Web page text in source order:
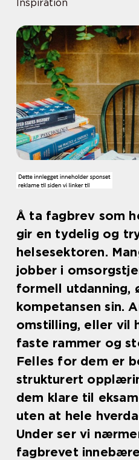
Inspiration
Å ta fagbrev som
gir en tydelig og
helsesektoren.
jobber i
formell utdanning,
kompetansen sin.
omstilling, eller vil
faste rammer og
Felles for dem er
strukturert
dem klare til
uten at hele
Under ser vi
fagbrevet